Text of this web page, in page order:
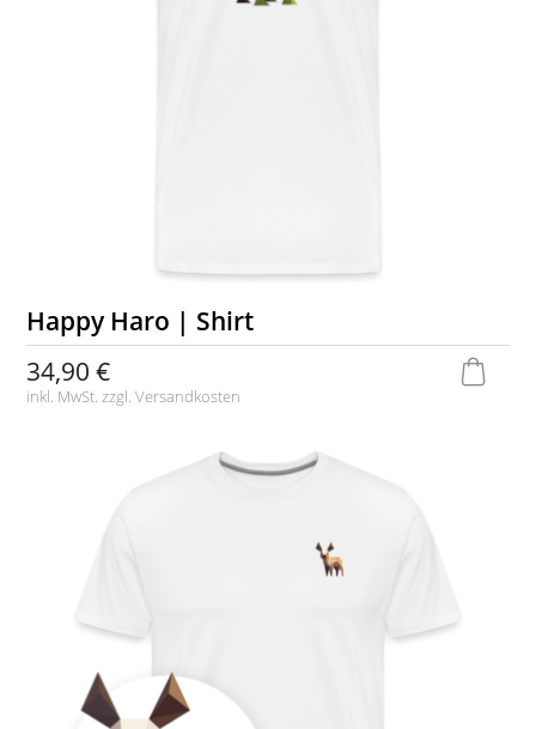
Happy Haro | Shirt
34,90 €
inkl. MwSt. zzgl.Versandkosten